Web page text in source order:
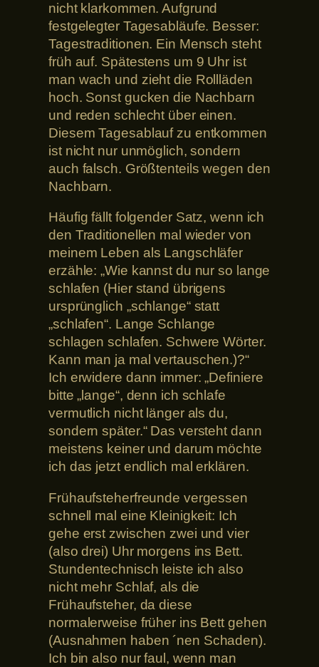
nicht klarkommen. Aufgrund
festgelegter Tagesabläufe. Besser:
Tagestraditionen. Ein Mensch steht
früh auf. Spätestens um 9 Uhr ist
man wach und zieht die Rollläden
hoch. Sonst gucken die Nachbarn
und reden schlecht über einen.
Diesem Tagesablauf zu entkommen
ist nicht nur unmöglich, sondern
auch falsch. Größtenteils wegen den
Nachbarn.
Häufig fällt folgender Satz, wenn ich
den Traditionellen mal wieder von
meinem Leben als Langschläfer
erzähle: „Wie kannst du nur so lange
schlafen (Hier stand übrigens
ursprünglich „schlange“ statt
„schlafen“. Lange Schlange
schlagen schlafen. Schwere Wörter.
Kann man ja mal vertauschen.)?“
Ich erwidere dann immer: „Definiere
bitte „lange“, denn ich schlafe
vermutlich nicht länger als du,
sondern später.“ Das versteht dann
meistens keiner und darum möchte
ich das jetzt endlich mal erklären.
Frühaufsteherfreunde vergessen
schnell mal eine Kleinigkeit: Ich
gehe erst zwischen zwei und vier
(also drei) Uhr morgens ins Bett.
Stundentechnisch leiste ich also
nicht mehr Schlaf, als die
Frühaufsteher, da diese
normalerweise früher ins Bett gehen
(Ausnahmen haben ´nen Schaden).
Ich bin also nur faul, wenn man